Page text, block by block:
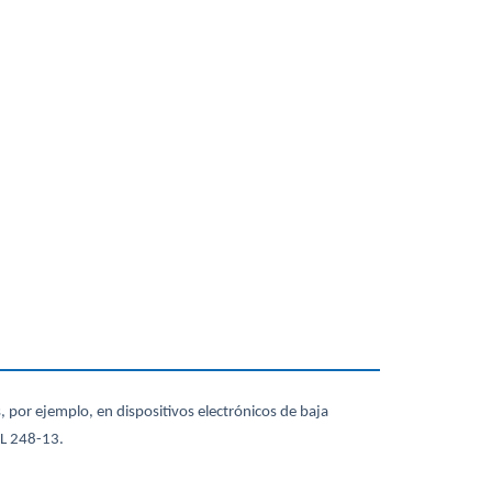
ejemplo, en dispositivos electrónicos de baja
248-13.